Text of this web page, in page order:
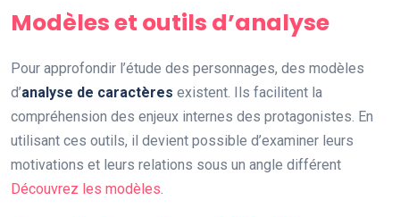
Modèles et outils d’analyse
Pour approfondir l’étude des personnages, des modèles
d’analyse de caractères existent. Ils facilitent la
compréhension des enjeux internes des protagonistes. En
utilisant ces outils, il devient possible d’examiner leurs
motivations et leurs relations sous un angle différent
Découvrez les modèles